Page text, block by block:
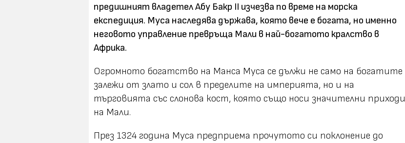
предишният владетел Абу Бакр II изчезва по време на морска
експедиция. Муса наследява държава, която вече е богата, но именно
неговото управление превръща Мали в най-богатото кралство в
Африка.
Огромното богатство на Манса Муса се дължи не само на богатите
залежи от злато и сол в пределите на империята, но и на
търговията със слонова кост, която също носи значителни приходи
на Мали.
През 1324 година Муса предприема прочутото си поклонение до